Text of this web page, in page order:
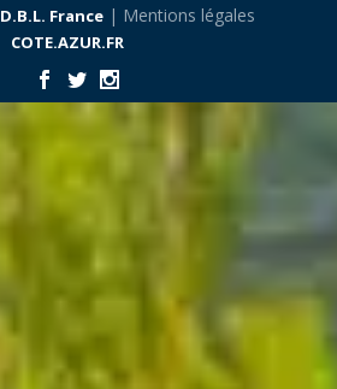
D.B.L. France| Mentions légales
COTE.AZUR.FR